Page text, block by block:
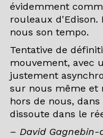
évidemment
rouleaux
nous son tempo.
Tentative de
mouvement, avec
justement
sur nous même et
hors de nous,
dissoute dans le
– David Gagnebin-